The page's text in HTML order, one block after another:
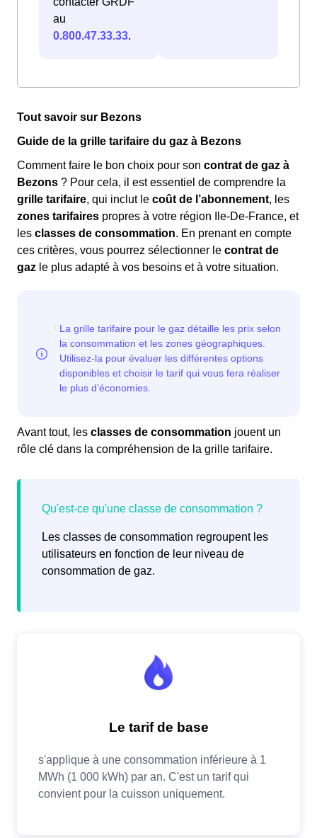
au
0.800.47.33.33.
Tout savoir sur Bezons
Guide de la grille tarifaire du gaz à Bezons
Comment faire le bon choix pour son contrat de gaz à
Bezons ? Pour cela, il est essentiel de comprendre la
grille tarifaire, qui inclut le coût de l’abonnement, les
zones tarifaires propres à votre région Ile-De-France, et
les classes de consommation. En prenant en compte
ces critères, vous pourrez sélectionner le contrat de
gaz le plus adapté à vos besoins et à votre situation.
Avant tout, les classes de consommation jouent un
rôle clé dans la compréhension de la grille tarifaire.
Les classes de consommation regroupent les
utilisateurs en fonction de leur niveau de
consommation de gaz.